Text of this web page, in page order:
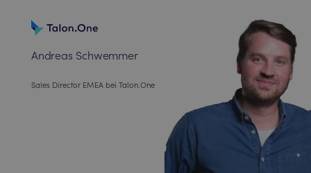
Andreas Schwemmer
Sales Director EMEA bei Talon.One